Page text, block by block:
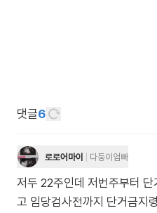
댓글6
로로어마이 다둥이엄빠
저두 22주인데 저번주부터
고 임당검사전까지 단거금지